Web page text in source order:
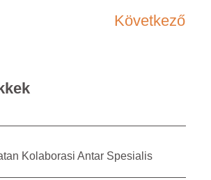
Következő
Kolaborasi Antar Spesialis